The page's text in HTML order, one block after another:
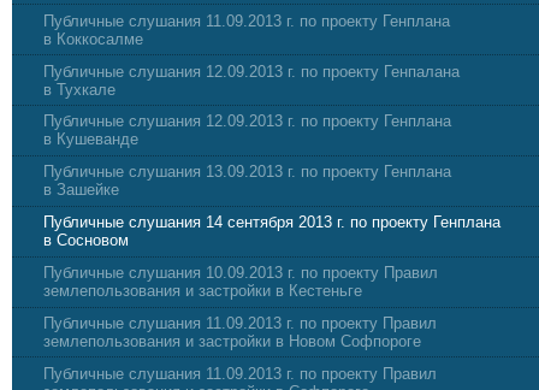
Публичные слушания 11.09.2013 г. по проекту Генплана
в Коккосалме
Публичные слушания 12.09.2013 г. по проекту Генпалана
в Тухкале
Публичные слушания 12.09.2013 г. по проекту Генплана
в Кушеванде
Публичные слушания 13.09.2013 г. по проекту Генплана
в Зашейке
Публичные слушания 14 сентября 2013 г. по проекту Генплана
в Сосновом
Публичные слушания 10.09.2013 г. по проекту Правил
землепользования и застройки в Кестеньге
Публичные слушания 11.09.2013 г. по проекту Правил
землепользования и застройки в Новом Софпороге
Публичные слушания 11.09.2013 г. по проекту Правил